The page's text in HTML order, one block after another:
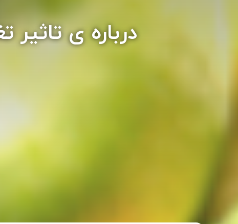
درباره ی